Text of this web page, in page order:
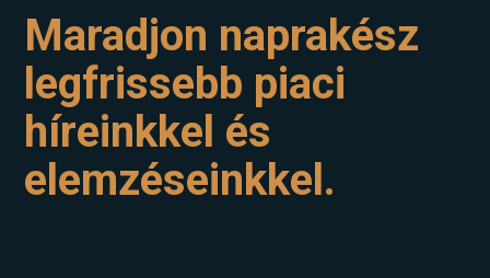
Maradjon naprakész
legfrissebb piaci
híreinkkel és
elemzéseinkkel.